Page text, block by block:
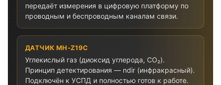
передаёт измерения в цифровую платформу по
проводным и беспроводным каналам связи.
ДАТЧИК MH-Z19C
Углекислый газ (диоксид углерода, CO₂).
Принцип детектирования — ndir (инфракрасный).
Подключён к УСПД и полностью готов к работе.